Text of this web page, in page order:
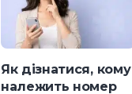
Як дізнатися, кому
належить номер